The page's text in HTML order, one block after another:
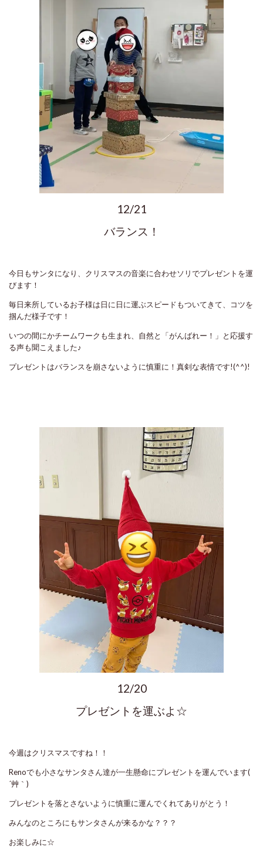
12/21
バランス！
今日もサンタになり、クリスマスの音楽に合わせソリでプレゼントを運
びます！
毎日来所しているお子様は日に日に運ぶスピードもついてきて、コツを
掴んだ様子です！
いつの間にかチームワークも生まれ、自然と「がんばれー！」と応援す
る声も聞こえました♪
プレゼントはバランスを崩さないように慎重に！真剣な表情です!(^^)!
12/20
プレゼントを運ぶよ☆
今週はクリスマスですね！！
Renoでも小さなサンタさん達が一生懸命にプレゼントを運んでいます(
´艸｀)
プレゼントを落とさないように慎重に運んでくれてありがとう！
みんなのところにもサンタさんが来るかな？？？
お楽しみに☆